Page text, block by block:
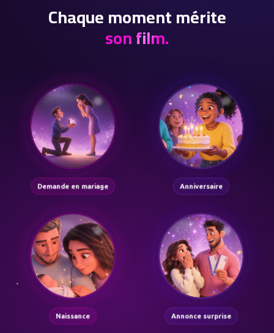
Chaque moment mérite
son film.
Demande en mariage Anniversaire
Naissance Annonce surprise